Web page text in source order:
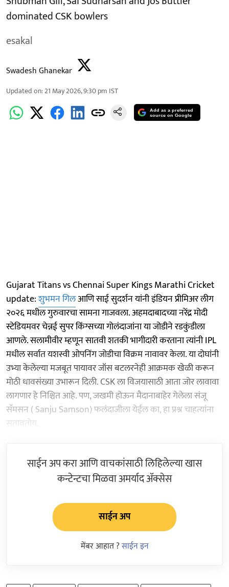
dominated CSK bowlers
esakal
Swadesh Ghanekar
Updated on:21 May 2026, 9:30 pm IST
Add as a preferred
source on Google
Gujarat Titans vs Chennai Super Kings Marathi Cricket
update:शुभमन गिलआणि साई सुदर्शन यांनी इंडियन प्रीमिअर लीग
२०२६ मधील गुरुवारचा सामना गाजवला. अहमदाबादच्या नरेंद्र मोदी
स्टेडियमवर चेन्नई सुपर किंग्सच्या गोलंदाजांना या जोडीने रडकुंडीला
आणले. सलामीवीर म्हणून सातवी शतकी भागीदारी करताना त्यांनी IPL
मधील सर्वात यशस्वी ओपनिंग जोडीचा विक्रम नावावर केला. या दोघांनी
उभ्या केलेल्या मजबूत पायावर जॉस बटलरनेही आक्रमक खेळी करून
मोठी धावसंख्या उभारून दिली. CSK ला विजयासाठी आता जोर लावावा
लागणार हे निश्चित आहे. पण, जखमी होऊन मैदानाबाहेर गेलेला संजू
सॅमसन ( Sanju Samson) फलंदाजीला येईल का, हा प्रश्न चाहत्यांना
सतावतोय.
साईन अप करा आणि वाचकांसाठी लिहिलेल्या खास
कन्टेन्टचा मिळवा अमर्याद ॲक्सेस
साईन अप
मेंबर आहात ?साईन इन